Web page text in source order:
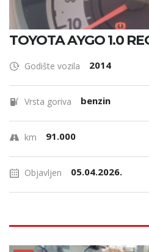
TOYOTA AYGO 1.0
Godište vozila 2014
Vrsta goriva benzin
km 91.000
Objavljen 05.04.2026.